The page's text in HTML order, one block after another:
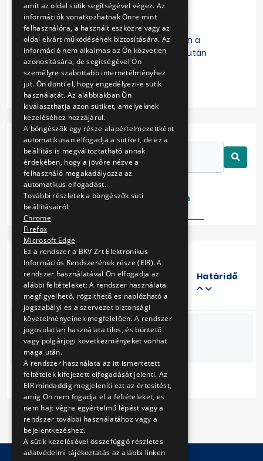
A „Kulcsszavak” mezőbe a Budapesti
Közlekedési Zártkörűen Működő
Részvénytársaság beírását követően a
keresett szerződésre való kattintás után
érhetők el a részletes adatok.
Lezárt Folyamatban
Cím
Eljárás
száma
Határidő
Fájlfeltöltés
teszt
12/ab/2
amit az oldal sütik segítségével végez. Az
információk vonatkozhatnak Önre mint
felhasználóra, a használt eszközre vagy az
oldal elvárt működésének biztosítására. Az
információ nem alkalmas az Ön közvetlen
azonosítására, de segítségével Ön
személyre szabottabb internetélményhez
jut. Ön dönti el, hogy engedélyezi-e sütik
használatát. Az alábbiakban Ön
kiválaszthatja azon sütiket, amelyeknek
kezeléséhez hozzájárul.
A böngészők egy része alapértelmezettként
automatikusan elfogadja a sütiket, de ez a
beállítás is megváltoztatható annak
érdekében, hogy a jövőre nézve a
felhasználó megakadályozza az
automatikus elfogadást.
További részletek a böngészők süti
beállításairól:
Chrome
Firefox
Microsoft Edge
Ez a rendszer a BKV Zrt Elektronikus
Információs Rendszerének része (EIR). A
rendszer használatával Ön elfogadja az
alábbi feltételeket: A rendszer használata
megfigyelhető, rögzithető es naplózható a
jogszabályi es a szervezet biztonsági
követelményeinek megfelelően. A rendszer
jogosulatlan használata tilos, és büntető
vagy polgárjogi következményeket vonhat
maga után.
A rendszer használata az itt ismertetett
feltételek kifejezett elfogadását jelenti. Az
EIR mindaddig megjeleníti ezt az értesitést,
amig Ön nem fogadja el a feltételeket, es
nem hajt végre egyértelmű lépést vagy a
rendszer további használatához vagy a
bejelentkezéshez.
A sütik kezelésével összefüggő részletes
adatvédelmi tájékoztatás az alábbi linken